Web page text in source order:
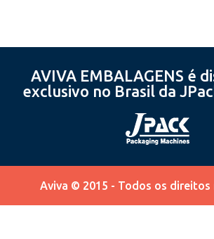
AVIVA EMBALAGENS é
exclusivo no Brasil da
Aviva © 2015 - Todos os direitos